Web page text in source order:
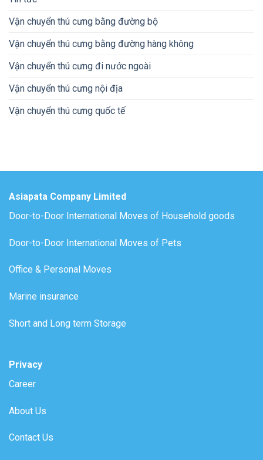
Vận chuyển thú cưng bằng đường bộ
Vận chuyển thú cưng bằng đường hàng không
Vận chuyển thú cưng đi nước ngoài
Vận chuyển thú cưng nội địa
Vận chuyển thú cưng quốc tế
Asiapata Company Limited
Door-to-Door International Moves of Household goods
Door-to-Door International Moves of Pets
Office & Personal Moves
Marine insurance
Short and Long term Storage
Privacy
Career
About Us
Contact Us